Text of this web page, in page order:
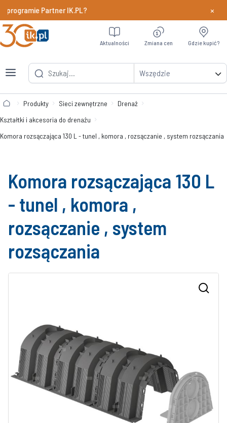
Partner IK.PL? Dowiedz
×
Wszędzie
Aktualności Zmiana cen Gdzie kupić?
Produkty Sieci zewnętrzne
Drenaż
Kształtki i akcesoria do drenażu
Komora rozsączająca 130 L - tunel , komora , rozsączanie , system rozsączania
Komora rozsączająca 130 L
- tunel , komora ,
rozsączanie , system
rozsączania